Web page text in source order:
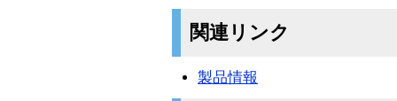
関連リンク
製品情報